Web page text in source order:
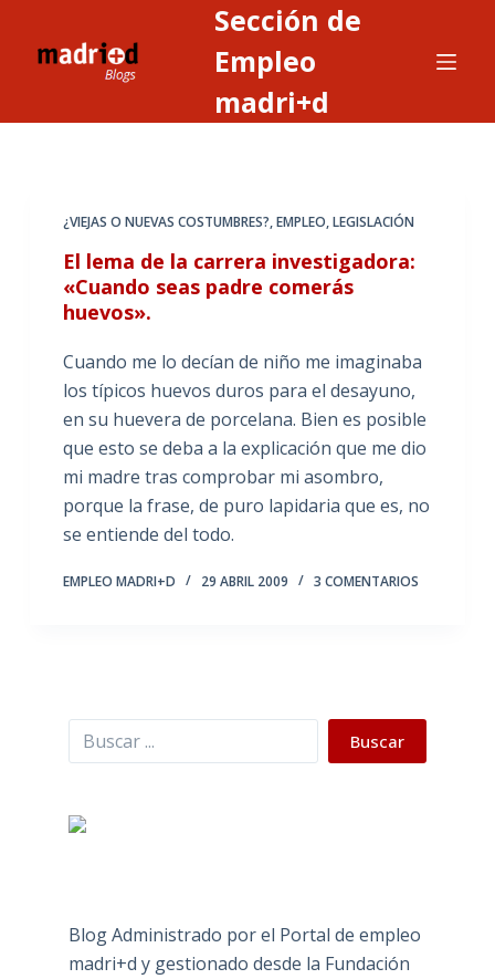
Sección de
Empleo
madri+d
¿VIEJAS O NUEVAS COSTUMBRES?,EMPLEO,LEGISLACIÓN
El lema de la carrera investigadora:
«Cuando seas padre comerás
huevos».
Cuando me lo decían de niño me imaginaba
los típicos huevos duros para el desayuno,
en su huevera de porcelana. Bien es posible
que esto se deba a la explicación que me dio
mi madre tras comprobar mi asombro,
porque la frase, de puro lapidaria que es, no
se entiende del todo.
EMPLEO MADRI+D 29 ABRIL 2009 3 COMENTARIOS
Buscar Buscar
Blog Administrado por el Portal de empleo
madri+d y gestionado desde la Fundación